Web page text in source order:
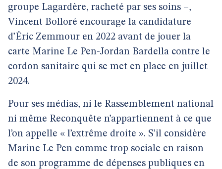
groupe Lagardère, racheté par ses soins –,
Vincent Bolloré encourage la candidature
d’Éric Zemmour en 2022 avant de jouer la
carte Marine Le Pen-Jordan Bardella contre le
cordon sanitaire qui se met en place en juillet
2024.
Pour ses médias, ni le Rassemblement national
ni même Reconquête n’appartiennent à ce que
l’on appelle « l’extrême droite ». S’il considère
Marine Le Pen comme trop sociale en raison
de son programme de dépenses publiques en